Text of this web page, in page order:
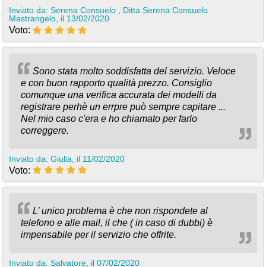
Inviato da: Serena Consuelo , Ditta Serena Consuelo
Mastrangelo, il 13/02/2020
Voto:
Sono stata molto soddisfatta del servizio. Veloce
e con buon rapporto qualità prezzo. Consiglio
comunque una verifica accurata dei modelli da
registrare perhè un errpre può sempre capitare ...
Nel mio caso c'era e ho chiamato per farlo
correggere.
Inviato da: Giulia, il 11/02/2020
Voto:
L’ unico problema è che non rispondete al
telefono e alle mail, il che ( in caso di dubbi) è
impensabile per il servizio che offrite.
Inviato da: Salvatore, il 07/02/2020